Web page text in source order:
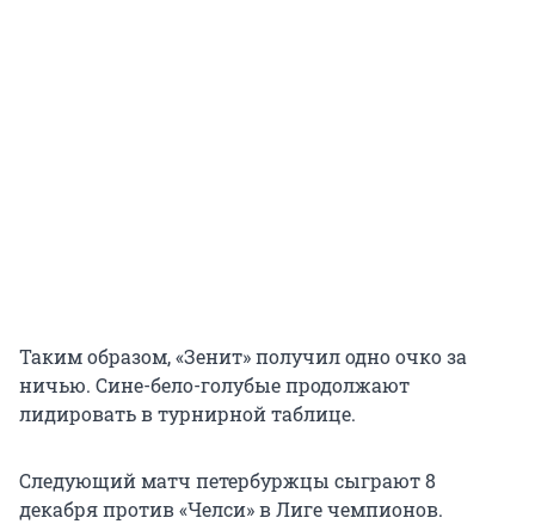
Таким образом, «Зенит» получил одно очко за
ничью. Сине-бело-голубые продолжают
лидировать в турнирной таблице.
Следующий матч петербуржцы сыграют 8
декабря против «Челси» в Лиге чемпионов.